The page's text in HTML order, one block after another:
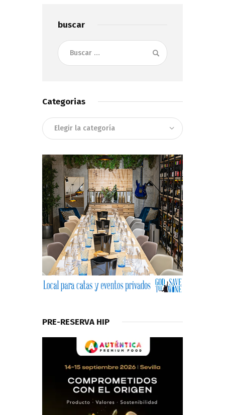
buscar
Buscar:
Categorias
Categorias
PRE-RESERVA HIP